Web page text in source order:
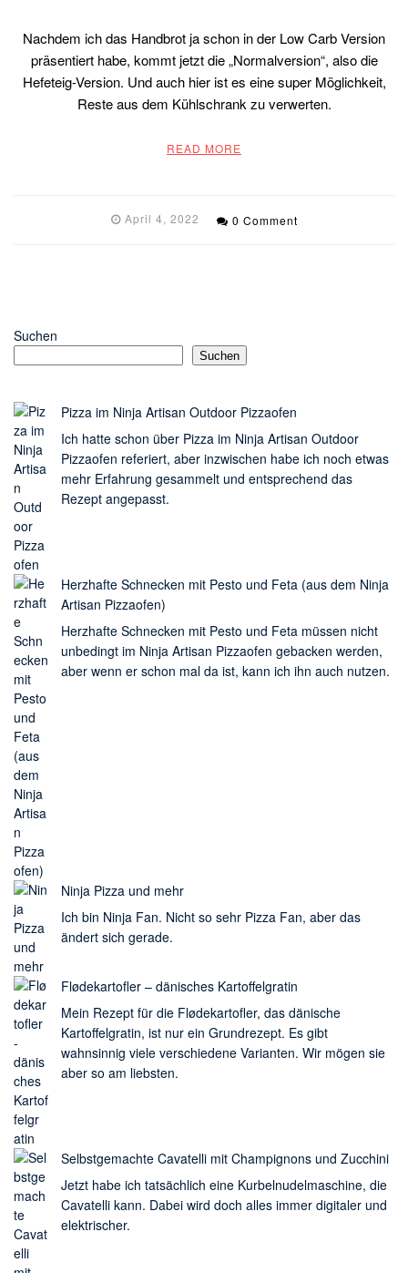
Nachdem ich das Handbrot ja schon in der Low Carb Version
präsentiert habe, kommt jetzt die „Normalversion“, also die
Hefeteig-Version. Und auch hier ist es eine super Möglichkeit,
Reste aus dem Kühlschrank zu verwerten.
READ MORE
April 4, 2022 0 Comment
Suchen
Suchen
Pizza im Ninja Artisan Outdoor Pizzaofen
Ich hatte schon über Pizza im Ninja Artisan Outdoor
Pizzaofen referiert, aber inzwischen habe ich noch etwas
mehr Erfahrung gesammelt und entsprechend das
Rezept angepasst.
Herzhafte Schnecken mit Pesto und Feta (aus dem Ninja
Artisan Pizzaofen)
Herzhafte Schnecken mit Pesto und Feta müssen nicht
unbedingt im Ninja Artisan Pizzaofen gebacken werden,
aber wenn er schon mal da ist, kann ich ihn auch nutzen.
Ninja Pizza und mehr
Ich bin Ninja Fan. Nicht so sehr Pizza Fan, aber das
ändert sich gerade.
Flødekartofler – dänisches Kartoffelgratin
Mein Rezept für die Flødekartofler, das dänische
Kartoffelgratin, ist nur ein Grundrezept. Es gibt
wahnsinnig viele verschiedene Varianten. Wir mögen sie
aber so am liebsten.
Selbstgemachte Cavatelli mit Champignons und Zucchini
Jetzt habe ich tatsächlich eine Kurbelnudelmaschine, die
Cavatelli kann. Dabei wird doch alles immer digitaler und
elektrischer.